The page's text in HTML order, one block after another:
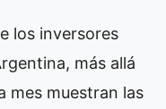
los inversores
más allá
mes muestran las